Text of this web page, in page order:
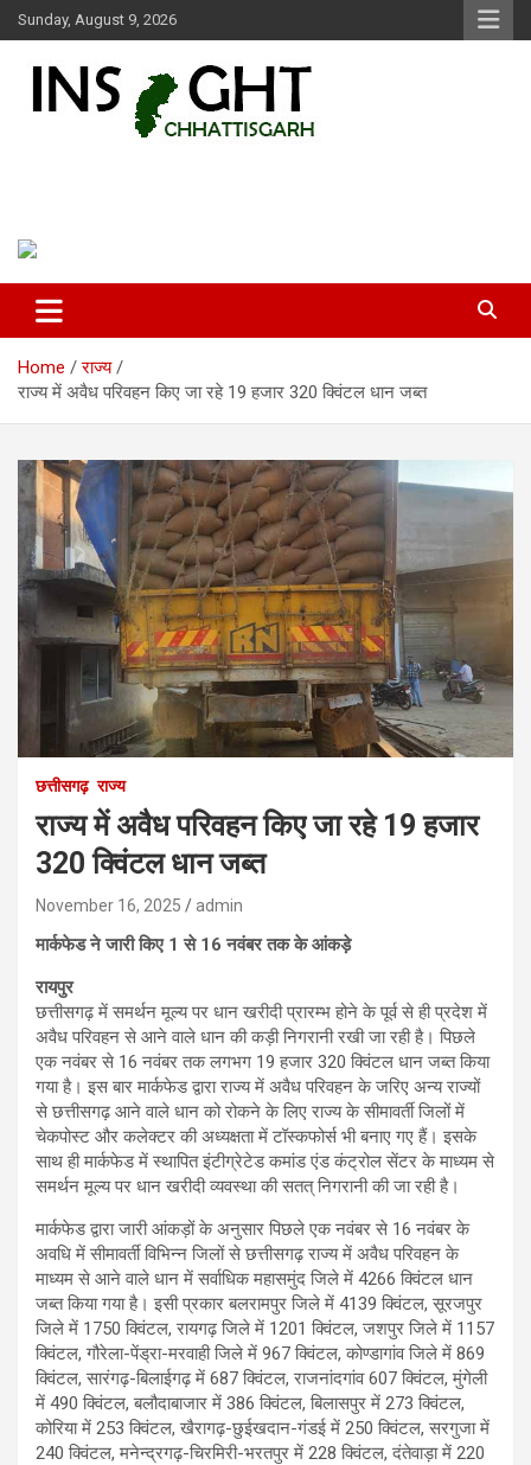
Skip
to
Sunday, August 9, 2026
Home
राज्य
राज्य में अवैध परिवहन किए जा रहे 19 हजार 320 क्विंटल धान जब्त
छत्तीसगढ़ राज्य
राज्य में अवैध परिवहन किए जा रहे 19 हजार
320 क्विंटल धान जब्त
November 16, 2025 admin
मार्कफेड ने जारी किए 1 से 16 नवंबर तक के आंकड़े
रायपुर
छत्तीसगढ़ में समर्थन मूल्य पर धान खरीदी प्रारम्भ होने के पूर्व से ही प्रदेश में
अवैध परिवहन से आने वाले धान की कड़ी निगरानी रखी जा रही है। पिछले
एक नवंबर से 16 नवंबर तक लगभग 19 हजार 320 क्विंटल धान जब्त किया
गया है। इस बार मार्कफेड द्वारा राज्य में अवैध परिवहन के जरिए अन्य राज्यों
से छत्तीसगढ़ आने वाले धान को रोकने के लिए राज्य के सीमावर्ती जिलों में
चेकपोस्ट और कलेक्टर की अध्यक्षता में टॉस्कफोर्स भी बनाए गए हैं। इसके
साथ ही मार्कफेड में स्थापित इंटीग्रेटेड कमांड एंड कंट्रोल सेंटर के माध्यम से
समर्थन मूल्य पर धान खरीदी व्यवस्था की सतत् निगरानी की जा रही है।
मार्कफेड द्वारा जारी आंकड़ों के अनुसार पिछले एक नवंबर से 16 नवंबर के
अवधि में सीमावर्ती विभिन्न जिलों से छत्तीसगढ़ राज्य में अवैध परिवहन के
माध्यम से आने वाले धान में सर्वाधिक महासमुंद जिले में 4266 क्विंटल धान
जब्त किया गया है। इसी प्रकार बलरामपुर जिले में 4139 क्विंटल, सूरजपुर
जिले में 1750 क्विंटल, रायगढ़ जिले में 1201 क्विंटल, जशपुर जिले में 1157
क्विंटल, गौरेला-पेंड्रा-मरवाही जिले में 967 क्विंटल, कोण्डागांव जिले में 869
क्विंटल, सारंगढ़-बिलाईगढ़ में 687 क्विंटल, राजनांदगांव 607 क्विंटल, मुंगेली
में 490 क्विंटल, बलौदाबाजार में 386 क्विंटल, बिलासपुर में 273 क्विंटल,
कोरिया में 253 क्विंटल, खैरागढ़-छुईखदान-गंडई में 250 क्विंटल, सरगुजा में
240 क्विंटल, मनेन्द्रगढ़-चिरमिरी-भरतपुर में 228 क्विंटल, दंतेवाड़ा में 220